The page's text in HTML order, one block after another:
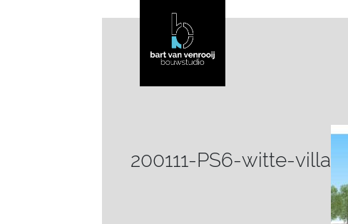
200111-PS6-witte-villa